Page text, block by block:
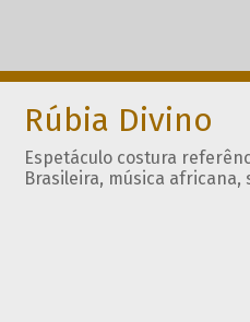
Rúbia Divino
Espetáculo costura
Brasileira, música africana,